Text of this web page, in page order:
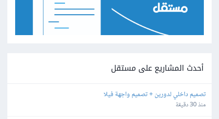
أحدث المشاريع على مستقل
تصميم داخلي لدورين + تصميم واجهة فيلا
منذ 30 دقيقة